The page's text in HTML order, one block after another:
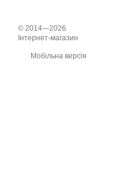
© 2014—2026
Інтернет-магазин
Мобільна версія